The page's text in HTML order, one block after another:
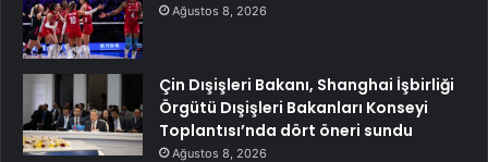
Ağustos 8, 2026
Çin Dışişleri Bakanı, Shanghai İşbirliği
Örgütü Dışişleri Bakanları Konseyi
Toplantısı’nda dört öneri sundu
Ağustos 8, 2026